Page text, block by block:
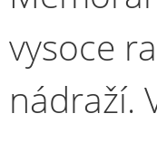
vysoce
nádraží.